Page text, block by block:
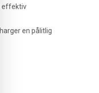
effektiv
en pålitlig